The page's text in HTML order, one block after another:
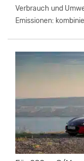
Verbrauch und
Emissionen: